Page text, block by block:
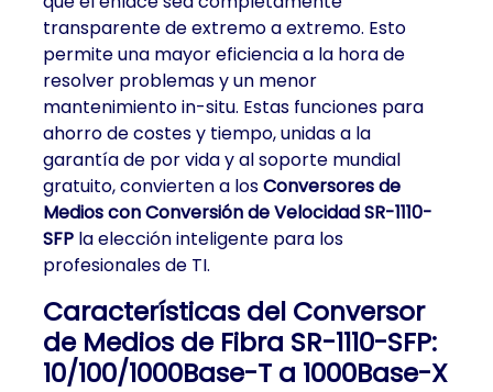
transparente de extremo a extremo. Esto
permite una mayor eficiencia a la hora de
resolver problemas y un menor
mantenimiento in-situ. Estas funciones para
ahorro de costes y tiempo, unidas a la
garantía de por vida y al soporte mundial
gratuito, convierten a losConversores de
Medios con Conversión de Velocidad SR-1110-
SFP la elección inteligente para los
profesionales de TI.
Características del Conversor
de Medios de Fibra SR-1110-SFP:
10/100/1000Base-T a 1000Base-X